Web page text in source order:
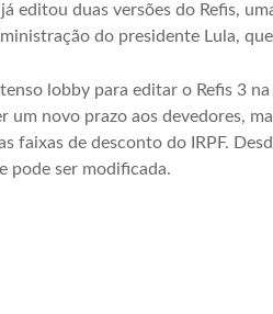
editou duas versões do Refis,
do presidente Lula,
lobby para editar o Refis 3
um novo prazo aos devedores,
faixas de desconto do IRPF.
pode ser modificada.